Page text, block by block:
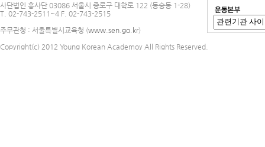
사단법인 흥사단 03086 서울시 종로구 대학로 122 (동숭동 1-28)
T. 02-743-2511~4 F. 02-743-2515
주무관청 : 서울특별시교육청 (www.sen.go.kr)
Copyright(c) 2012 Young Korean Academoy All Rights Reserved.